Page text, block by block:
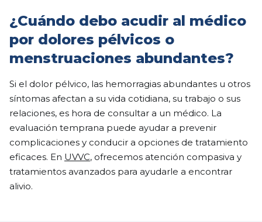
¿Cuándo debo acudir al médico
por dolores pélvicos o
menstruaciones abundantes?
Si el dolor pélvico, las hemorragias abundantes u otros
síntomas afectan a su vida cotidiana, su trabajo o sus
relaciones, es hora de consultar a un médico. La
evaluación temprana puede ayudar a prevenir
complicaciones y conducir a opciones de tratamiento
eficaces. En UVVC, ofrecemos atención compasiva y
tratamientos avanzados para ayudarle a encontrar
alivio.